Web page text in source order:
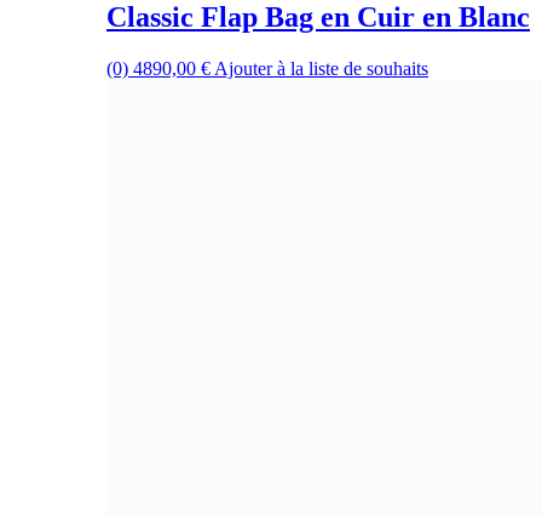
Classic Flap Bag en Cuir en Blanc
(0) 4890,00 € Ajouter à la liste de souhaits